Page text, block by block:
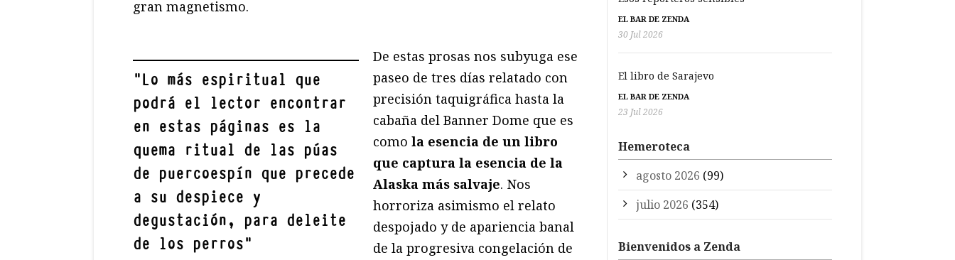
gran magnetismo.
"Lo más espiritual que
podrá el lector encontrar
en estas páginas es la
quema ritual de las púas
de puercoespín que precede
a su despiece y
degustación, para deleite
de los perros"
De estas prosas nos subyuga ese
paseo de tres días relatado con
precisión taquigráfica hasta la
cabaña del Banner Dome que es
comola esencia de un libro
que captura la esencia de la
Alaska más salvaje. Nos
horroriza asimismo el relato
despojado y de apariencia banal
de la progresiva congelación de
EL BAR DE ZENDA
30 Jul 2026
El libro de Sarajevo
EL BAR DE ZENDA
23 Jul 2026
Hemeroteca
agosto 2026 (99)
julio 2026 (354)
Bienvenidos a Zenda